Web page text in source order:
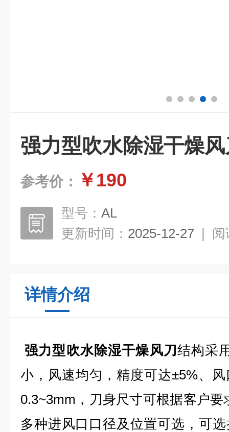
强力型吹水除湿干燥
参考价： ￥190
型号： AL
更新时间： 2025-12-27 | 阅
详情介绍
强力型吹水除湿干燥风刀 结构采
小，风速均匀，精度可达±5%、
0.3~3mm，刀身尺寸可根据客户
多种进风口口径及位置可选，可